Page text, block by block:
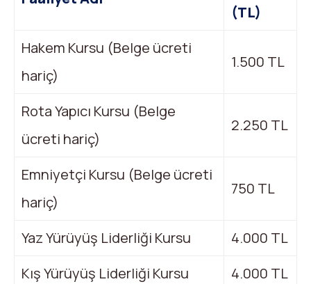
(TL)
Hakem Kursu (Belge ücreti
hariç)
1.500 TL
Rota Yapıcı Kursu (Belge
ücreti hariç)
2.250 TL
Emniyetçi Kursu (Belge ücreti
hariç)
750 TL
Yaz Yürüyüş Liderliği Kursu
4.000 TL
Kış Yürüyüş Liderliği Kursu
4.000 TL